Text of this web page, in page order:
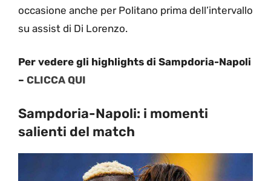
occasione anche per Politano prima dell’intervallo
su assist di Di Lorenzo.
Per vedere gli highlights di Sampdoria-Napoli
– CLICCA QUI
Sampdoria-Napoli: i momenti
salienti del match